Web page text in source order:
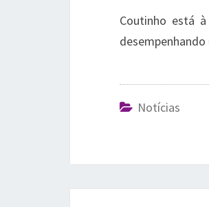
Coutinho está
Notícias